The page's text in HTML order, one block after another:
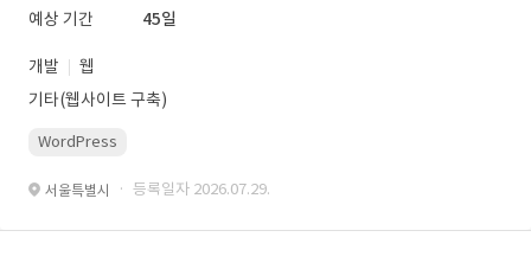
예상 기간
45일
개발
웹
기타(웹사이트 구축)
WordPress
서울특별시 · 등록일자 2026.07.29.